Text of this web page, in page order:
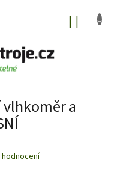
vlhkoměr a